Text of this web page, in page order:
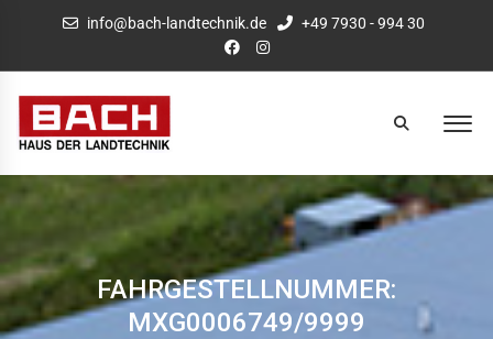
info@bach-landtechnik.de +49 7930 - 994 30
FAHRGESTELLNUMMER:
MXG0006749/9999